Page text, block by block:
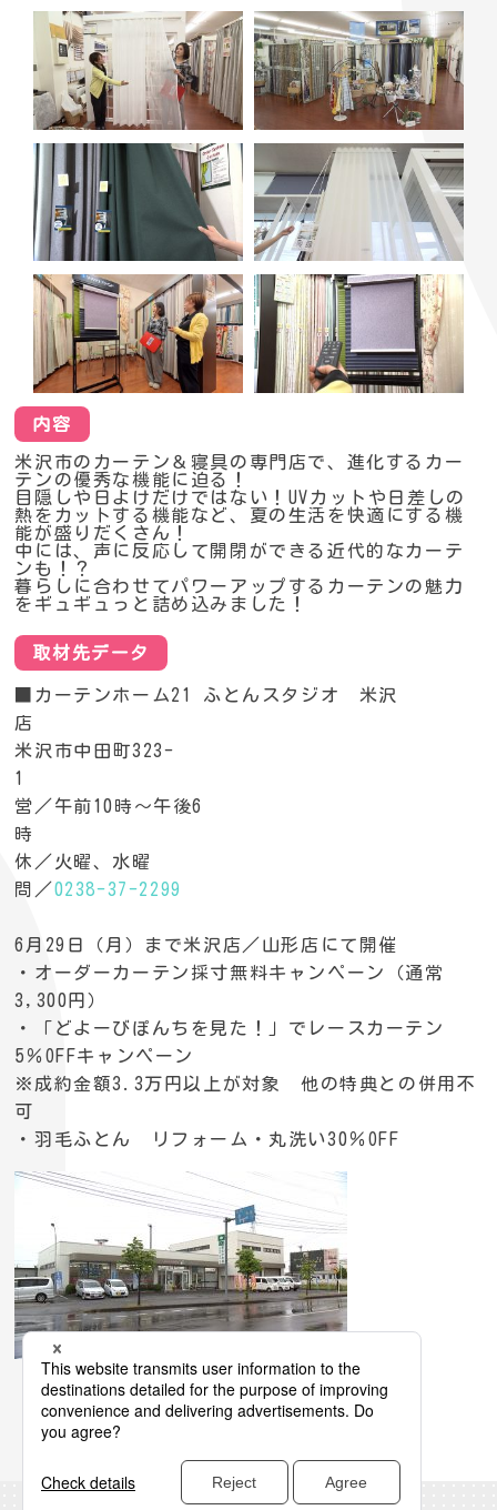
内容
米沢市のカーテン＆寝具の専門店で、進化するカー
テンの優秀な機能に迫る！
目隠しや日よけだけではない！UVカットや日差しの
熱をカットする機能など、夏の生活を快適にする機
能が盛りだくさん！
中には、声に反応して開閉ができる近代的なカーテ
ンも！？
暮らしに合わせてパワーアップするカーテンの魅力
をギュギュっと詰め込みました！
取材先データ
■カーテンホーム21 ふとんスタジオ 米沢
店
米沢市中田町323-
1
営／午前10時～午後6
時
休／火曜、水曜
問／0238-37-2299
6月29日（月）まで米沢店／山形店にて開催
・オーダーカーテン採寸無料キャンペーン（通常
3,300円）
・「どよーびぽんちを見た！」でレースカーテン
5％OFFキャンペーン
※成約金額3.3万円以上が対象 他の特典との併用不
可
・羽毛ふとん リフォーム・丸洗い30％OFF
TUY TOPへ戻る